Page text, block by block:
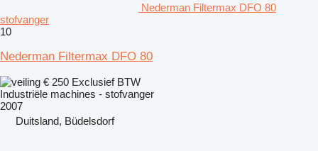
Nederman Filtermax DFO 80
stofvanger
10
Nederman Filtermax DFO 80
€ 250 Exclusief BTW
Industriële machines - stofvanger
2007
Duitsland, Büdelsdorf